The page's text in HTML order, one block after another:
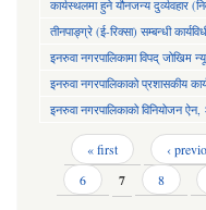
कार्यस्थलमा हुने यौनजन्य दुर्व्यवहार
तीनपाङ्ग्रे (ई-रिक्सा) सम्बन्धी
इनरुवा नगरपालिकामा विपद् जोखिम
इनरुवा नगरपालिकाको प्रशासकीय
इनरुवा नगरपालिकाको विनियोजन
Pages « first ‹
6
7 8